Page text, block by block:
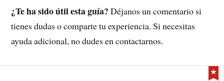
¿Te ha sido útil esta guía? Déjanos un comentario si
tienes dudas o comparte tu experiencia. Si necesitas
ayuda adicional, no dudes en contactarnos.